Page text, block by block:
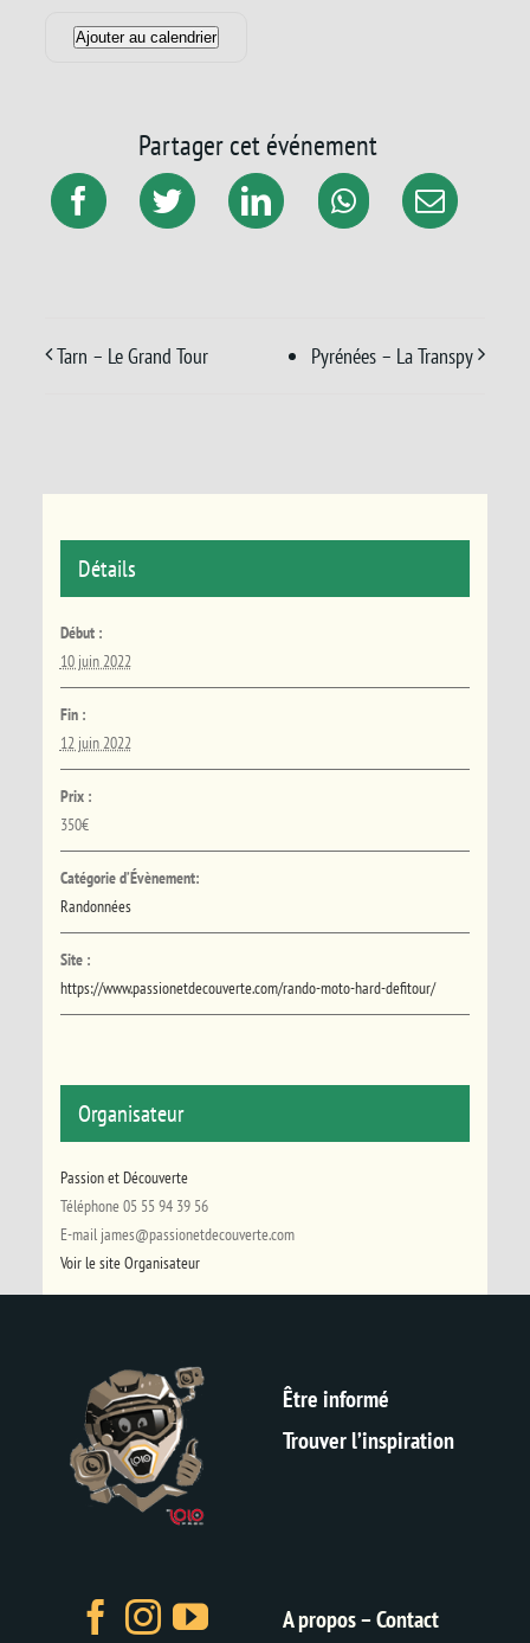
Ajouter au calendrier
Partager cet événement
Tarn – Le Grand Tour Pyrénées – La Transpy
Détails
Début :
10 juin 2022
Fin :
12 juin 2022
Prix :
350€
Catégorie d’Évènement:
Randonnées
Site :
https://www.passionetdecouverte.com/rando-moto-hard-defitour/
Organisateur
Passion et Découverte
Téléphone 05 55 94 39 56
E-mail james@passionetdecouverte.com
Voir le site Organisateur
Être informé
Trouver l’inspiration
A propos – Contact